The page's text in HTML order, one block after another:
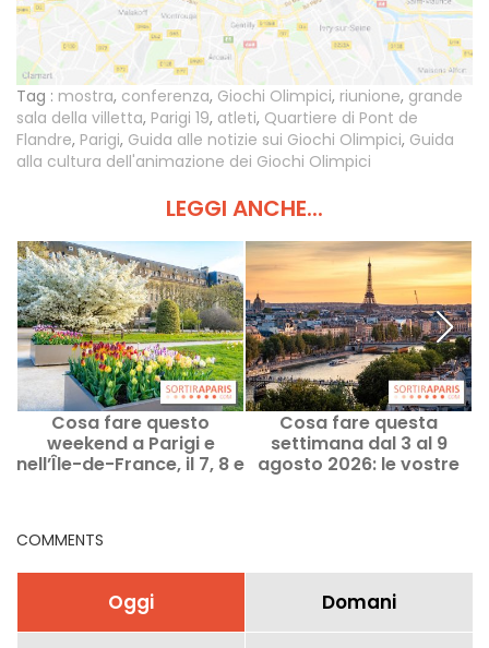
Tag : mostra, conferenza, Giochi Olimpici, riunione, grande
sala della villetta, Parigi 19, atleti, Quartiere di Pont de
Flandre, Parigi, Guida alle notizie sui Giochi Olimpici, Guida
alla cultura dell'animazione dei Giochi Olimpici
LEGGI ANCHE...
Cosa fare questo
weekend a Parigi e
nell’Île-de-France, il 7, 8 e
Cosa fare questa
settimana dal 3 al 9
agosto 2026: le vostre
COMMENTS
Oggi Domani